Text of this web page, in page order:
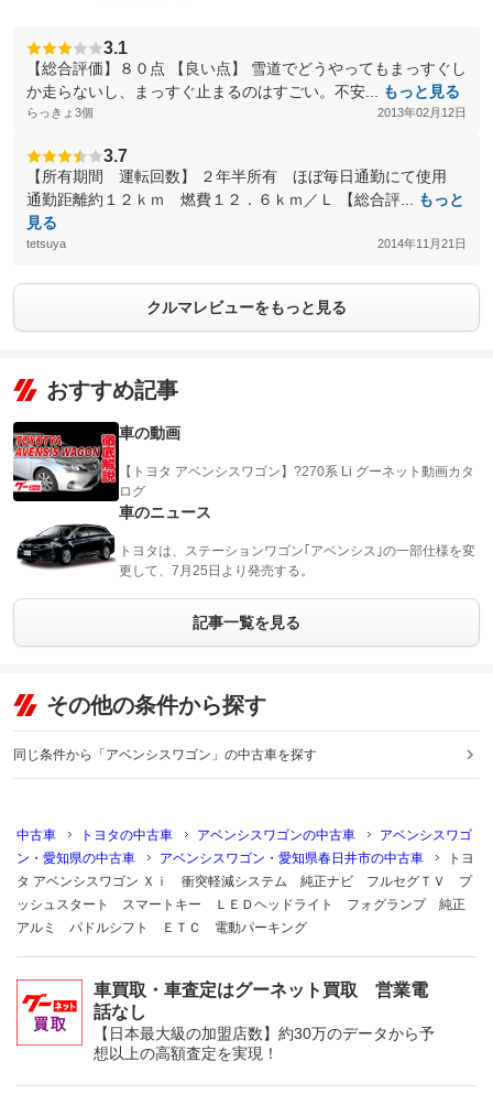
3.1
【総合評価】８０点 【良い点】 雪道でどうやってもまっすぐし
か走らないし、まっすぐ止まるのはすごい。不安...
もっと見る
らっきょ3個 2013年02月12日
3.7
【所有期間 運転回数】 ２年半所有 ほぼ毎日通勤にて使用
通勤距離約１２ｋｍ 燃費１２．６ｋｍ／Ｌ 【総合評...
もっと
見る
tetsuya 2014年11月21日
クルマレビューをもっと見る
おすすめ記事
車の動画
【トヨタ アベンシスワゴン】?270系 Li グーネット動画カタ
ログ
車のニュース
トヨタは、ステーションワゴン｢アベンシス｣の一部仕様を変
更して、7月25日より発売する。
記事一覧を見る
その他の条件から探す
同じ条件から「アベンシスワゴン」の中古車を探す
中古車 トヨタの中古車 アベンシスワゴンの中古車
アベンシスワゴ
ン・愛知県の中古車
アベンシスワゴン・愛知県春日井市の中古車
トヨ
タ アベンシスワゴン Ｘｉ 衝突軽減システム 純正ナビ フルセグＴＶ プ
ッシュスタート スマートキー ＬＥＤヘッドライト フォグランプ 純正
アルミ パドルシフト ＥＴＣ 電動パーキング
車買取・車査定はグーネット買取 営業電
話なし
【日本最大級の加盟店数】約30万のデータから予
想以上の高額査定を実現！